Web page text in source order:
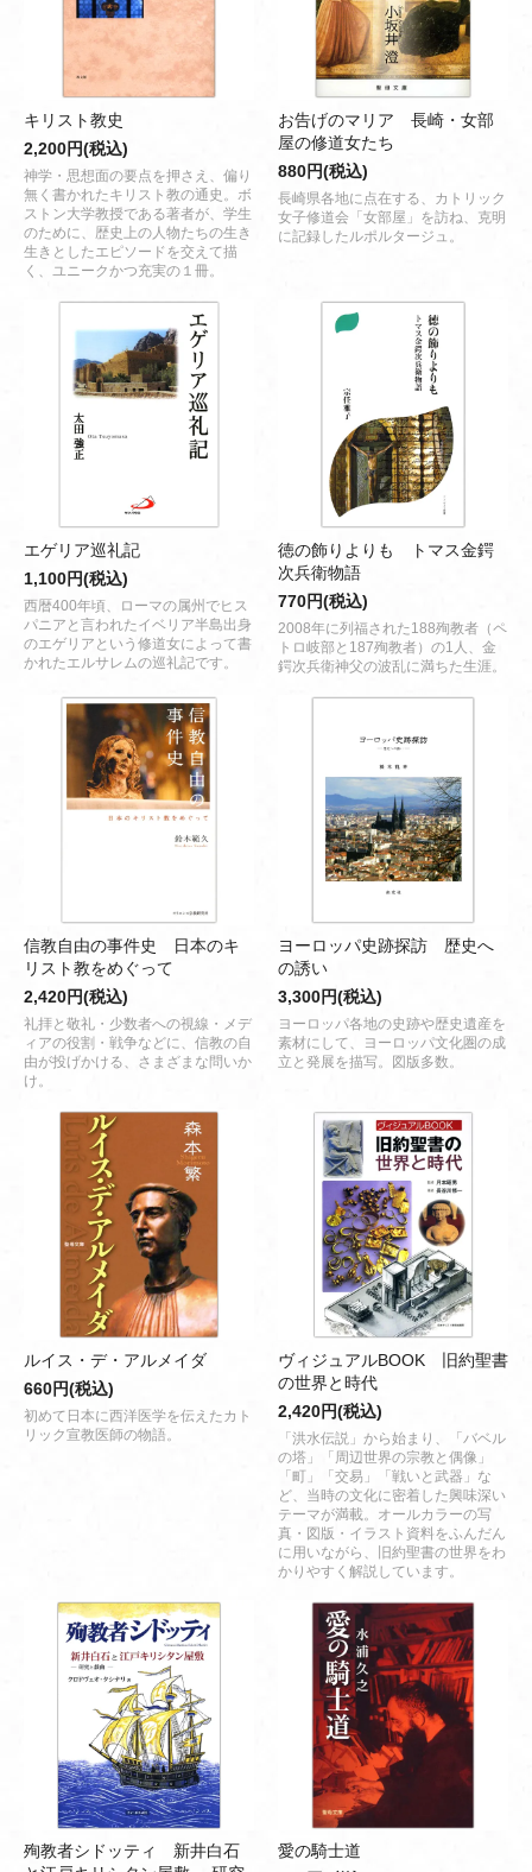
キリスト教史
2,200円(税込)
神学・思想面の要点を押さえ、偏り
無く書かれたキリスト教の通史。ボ
ストン大学教授である著者が、学生
のために、歴史上の人物たちの生き
生きとしたエピソードを交えて描
く、ユニークかつ充実の１冊。
お告げのマリア 長崎・女部
屋の修道女たち
880円(税込)
長崎県各地に点在する、カトリック
女子修道会「女部屋」を訪ね、克明
に記録したルポルタージュ。
エゲリア巡礼記
1,100円(税込)
西暦400年頃、ローマの属州でヒス
パニアと言われたイベリア半島出身
のエゲリアという修道女によって書
かれたエルサレムの巡礼記です。
徳の飾りよりも トマス金鍔
次兵衛物語
770円(税込)
2008年に列福された188殉教者（ペ
トロ岐部と187殉教者）の1人、金
鍔次兵衛神父の波乱に満ちた生涯。
信教自由の事件史 日本のキ
リスト教をめぐって
2,420円(税込)
礼拝と敬礼・少数者への視線・メデ
ィアの役割・戦争などに、信教の自
由が投げかける、さまざまな問いか
け。
ヨーロッパ史跡探訪 歴史へ
の誘い
3,300円(税込)
ヨーロッパ各地の史跡や歴史遺産を
素材にして、ヨーロッパ文化圏の成
立と発展を描写。図版多数。
ルイス・デ・アルメイダ
660円(税込)
初めて日本に西洋医学を伝えたカト
リック宣教医師の物語。
ヴィジュアルBOOK 旧約聖書
の世界と時代
2,420円(税込)
「洪水伝説」から始まり、「バベル
の塔」「周辺世界の宗教と偶像」
「町」「交易」「戦いと武器」な
ど、当時の文化に密着した興味深い
テーマが満載。オールカラーの写
真・図版・イラスト資料をふんだん
に用いながら、旧約聖書の世界をわ
かりやすく解説しています。
殉教者シドッティ 新井白石
愛の騎士道